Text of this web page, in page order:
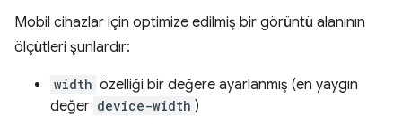
Mobil cihazlar için optimize edilmiş bir görüntü alanının
ölçütleri şunlardır:
width özelliği bir değere ayarlanmış (en yaygın
değer device-width )